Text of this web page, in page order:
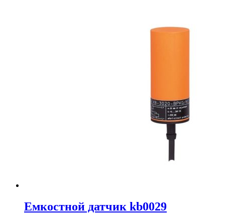
Емкостной датчик kb0029